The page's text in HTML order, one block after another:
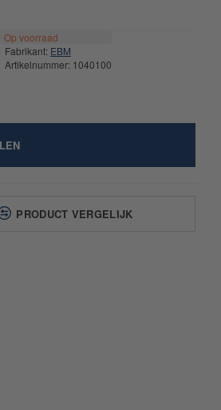
Op voorraad
Fabrikant: EBM
Artikelnummer: 1040100
PRODUCT VERGELIJK